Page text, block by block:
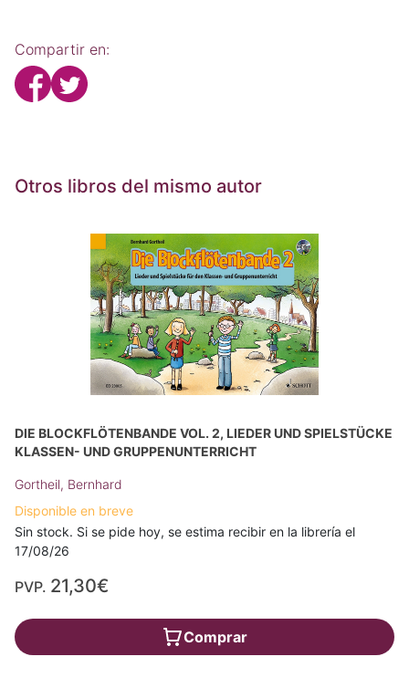
Compartir en:
Otros libros del mismo autor
DIE BLOCKFLÖTENBANDE VOL. 2, LIEDER UND SPIELSTÜCKE
KLASSEN- UND GRUPPENUNTERRICHT
Gortheil, Bernhard
Disponible en breve
Sin stock. Si se pide hoy, se estima recibir en la librería el
17/08/26
PVP. 21,30€
Comprar